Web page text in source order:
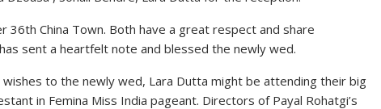
36th China Town. Both have a great respect and share
sent a heartfelt note and blessed the newly wed.
wishes to the newly wed, Lara Dutta might be attending their big
in Femina Miss India pageant. Directors of Payal Rohatgi’s